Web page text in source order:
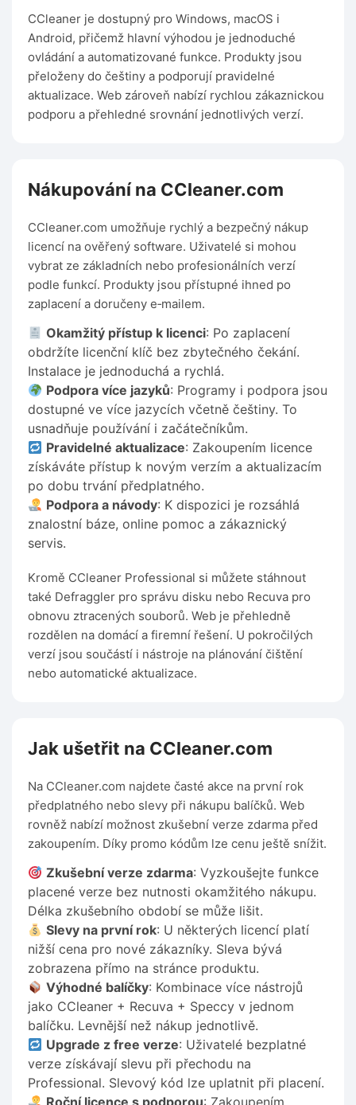
CCleaner je dostupný pro Windows, macOS i
Android, přičemž hlavní výhodou je jednoduché
ovládání a automatizované funkce. Produkty jsou
přeloženy do češtiny a podporují pravidelné
aktualizace. Web zároveň nabízí rychlou zákaznickou
podporu a přehledné srovnání jednotlivých verzí.
Nákupování na CCleaner.com
CCleaner.com umožňuje rychlý a bezpečný nákup
licencí na ověřený software. Uživatelé si mohou
vybrat ze základních nebo profesionálních verzí
podle funkcí. Produkty jsou přístupné ihned po
zaplacení a doručeny e‑mailem.
Okamžitý přístup k licenci: Po zaplacení
obdržíte licenční klíč bez zbytečného čekání.
Instalace je jednoduchá a rychlá.
Podpora více jazyků: Programy i podpora jsou
dostupné ve více jazycích včetně češtiny. To
usnadňuje používání i začátečníkům.
Pravidelné aktualizace: Zakoupením licence
získáváte přístup k novým verzím a aktualizacím
po dobu trvání předplatného.
Podpora a návody: K dispozici je rozsáhlá
znalostní báze, online pomoc a zákaznický
servis.
Kromě CCleaner Professional si můžete stáhnout
také Defraggler pro správu disku nebo Recuva pro
obnovu ztracených souborů. Web je přehledně
rozdělen na domácí a firemní řešení. U pokročilých
verzí jsou součástí i nástroje na plánování čištění
nebo automatické aktualizace.
Jak ušetřit na CCleaner.com
Na CCleaner.com najdete časté akce na první rok
předplatného nebo slevy při nákupu balíčků. Web
rovněž nabízí možnost zkušební verze zdarma před
zakoupením. Díky promo kódům lze cenu ještě snížit.
Zkušební verze zdarma: Vyzkoušejte funkce
placené verze bez nutnosti okamžitého nákupu.
Délka zkušebního období se může lišit.
Slevy na první rok: U některých licencí platí
nižší cena pro nové zákazníky. Sleva bývá
zobrazena přímo na stránce produktu.
Výhodné balíčky: Kombinace více nástrojů
jako CCleaner + Recuva + Speccy v jednom
balíčku. Levnější než nákup jednotlivě.
Upgrade z free verze: Uživatelé bezplatné
verze získávají slevu při přechodu na
Professional. Slevový kód lze uplatnit při placení.